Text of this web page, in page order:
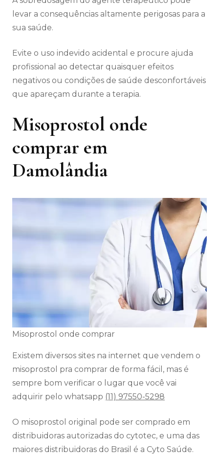
levar a consequências altamente perigosas para a
sua saúde.
Evite o uso indevido acidental e procure ajuda
profissional ao detectar quaisquer efeitos
negativos ou condições de saúde desconfortáveis
​​que apareçam durante a terapia.
Misoprostol onde
comprar em
Damolândia
Misoprostol onde comprar
Existem diversos sites na internet que vendem o
misoprostol pra comprar de forma fácil, mas é
sempre bom verificar o lugar que você vai
adquirir pelo whatsapp (11) 97550-5298
O misoprostol original pode ser comprado em
distribuidoras autorizadas do cytotec, e uma das
maiores distribuidoras do Brasil é a Cyto Saúde.